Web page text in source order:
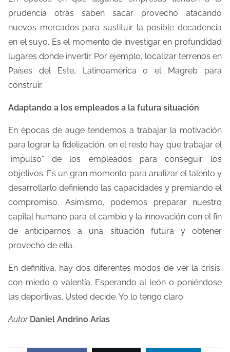
prudencia otras saben sacar provecho atacando
nuevos mercados para sustituir la posible decadencia
en el suyo. Es el momento de investigar en profundidad
lugares donde invertir. Por ejemplo, localizar terrenos en
Países del Este, Latinoamérica o el Magreb para
construir.
Adaptando a los empleados a la futura situación
En épocas de auge tendemos a trabajar la motivación
para lograr la fidelización, en el resto hay que trabajar el
“impulso” de los empleados para conseguir los
objetivos. Es un gran momento para analizar el talento y
desarrollarlo definiendo las capacidades y premiando el
compromiso. Asimismo, podemos preparar nuestro
capital humano para el cambio y la innovación con el fin
de anticiparnos a una situación futura y obtener
provecho de ella.
En definitiva, hay dos diferentes modos de ver la crisis:
con miedo o valentía. Esperando al león o poniéndose
las deportivas. Usted decide. Yo lo tengo claro.
Autor Daniel Andrino Arias